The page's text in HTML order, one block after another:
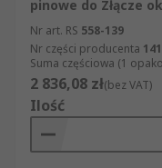
pinowe do Złącze
Nr art. RS 558-139
Nr części producenta
Suma częściowa (1
2 836,08 zł(bez VAT)
Ilość